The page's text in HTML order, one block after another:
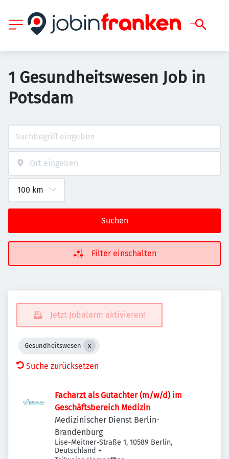
1 Gesundheitswesen Job in
Potsdam
Suchen
Filter einschalten
Jetzt Jobalarm aktivieren!
Gesundheitswesen
Suche zurücksetzen
Facharzt als Gutachter (m/w/d) im
Geschäftsbereich Medizin
Medizinischer Dienst Berlin-
Brandenburg
Lise-Meitner-Straße 1, 10589 Berlin,
Deutschland +